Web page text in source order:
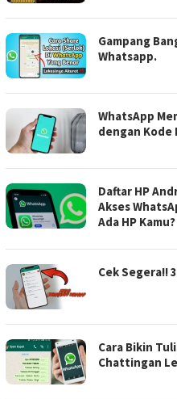
Gampang
Whatsapp.
WhatsApp
dengan Kode
Daftar HP
Akses
Ada HP Kamu?
Cek Segera!!
Cara Bikin
Chattingan